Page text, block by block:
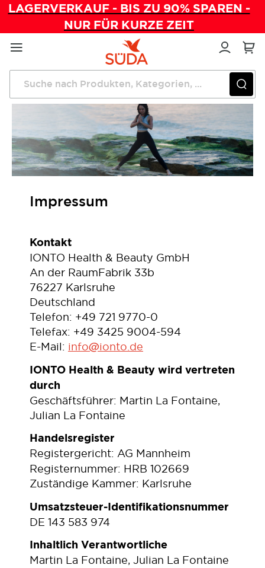
LAGERVERKAUF - BIS ZU 90% SPAREN -
NUR FÜR KURZE ZEIT
Direkt
zum
Inhalt
Startseite Impressum
Impressum
Kontakt
IONTO Health & Beauty GmbH
An der RaumFabrik 33b
76227 Karlsruhe
Deutschland
Telefon: +49 721 9770-0
Telefax: +49 3425 9004-594
E-Mail: info@ionto.de
IONTO Health & Beauty wird vertreten
durch
Geschäftsführer: Martin La Fontaine,
Julian La Fontaine
Handelsregister
Registergericht: AG Mannheim
Registernummer: HRB 102669
Zuständige Kammer: Karlsruhe
Umsatzsteuer-Identifikationsnummer
DE 143 583 974
Inhaltlich Verantwortliche
Martin La Fontaine, Julian La Fontaine